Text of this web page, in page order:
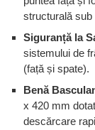
structurală sub
Siguranță la
sistemului de
(față și spate).
Benă
x 420 mm
descărcare